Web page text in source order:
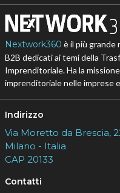
Nextwork360 è il più
B2B dedicati ai temi della
Imprenditoriale. Ha la
imprenditoriale nelle imprese
Indirizzo
Via Moretto da Brescia,
Milano - Italia
CAP 20133
Contatti